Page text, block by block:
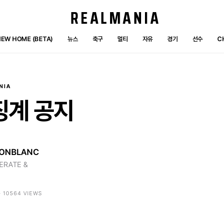
REALMANIA
HOME (BETA) 뉴스 축구 멀티 자유 경기 선수
공지
&
10564 VIEWS